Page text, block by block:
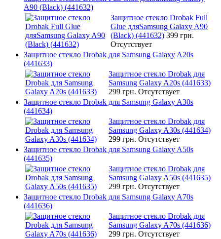
A90 (Black) (441632)
Защитное стекло Drobak Full
Glue дляSamsung Galaxy A90
(Black) (441632) 399 грн.
Отсутствует
Защитное стекло Drobak для Samsung Galaxy A20s
(441633)
Защитное стекло Drobak для
Samsung Galaxy A20s (441633)
299 грн. Отсутствует
Защитное стекло Drobak для Samsung Galaxy A30s
(441634)
Защитное стекло Drobak для
Samsung Galaxy A30s (441634)
299 грн. Отсутствует
Защитное стекло Drobak для Samsung Galaxy A50s
(441635)
Защитное стекло Drobak для
Samsung Galaxy A50s (441635)
299 грн. Отсутствует
Защитное стекло Drobak для Samsung Galaxy A70s
(441636)
Защитное стекло Drobak для
Samsung Galaxy A70s (441636)
299 грн. Отсутствует